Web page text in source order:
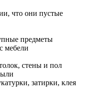
что они пустые
предметы
мебели
стены и пол
затирки, клея